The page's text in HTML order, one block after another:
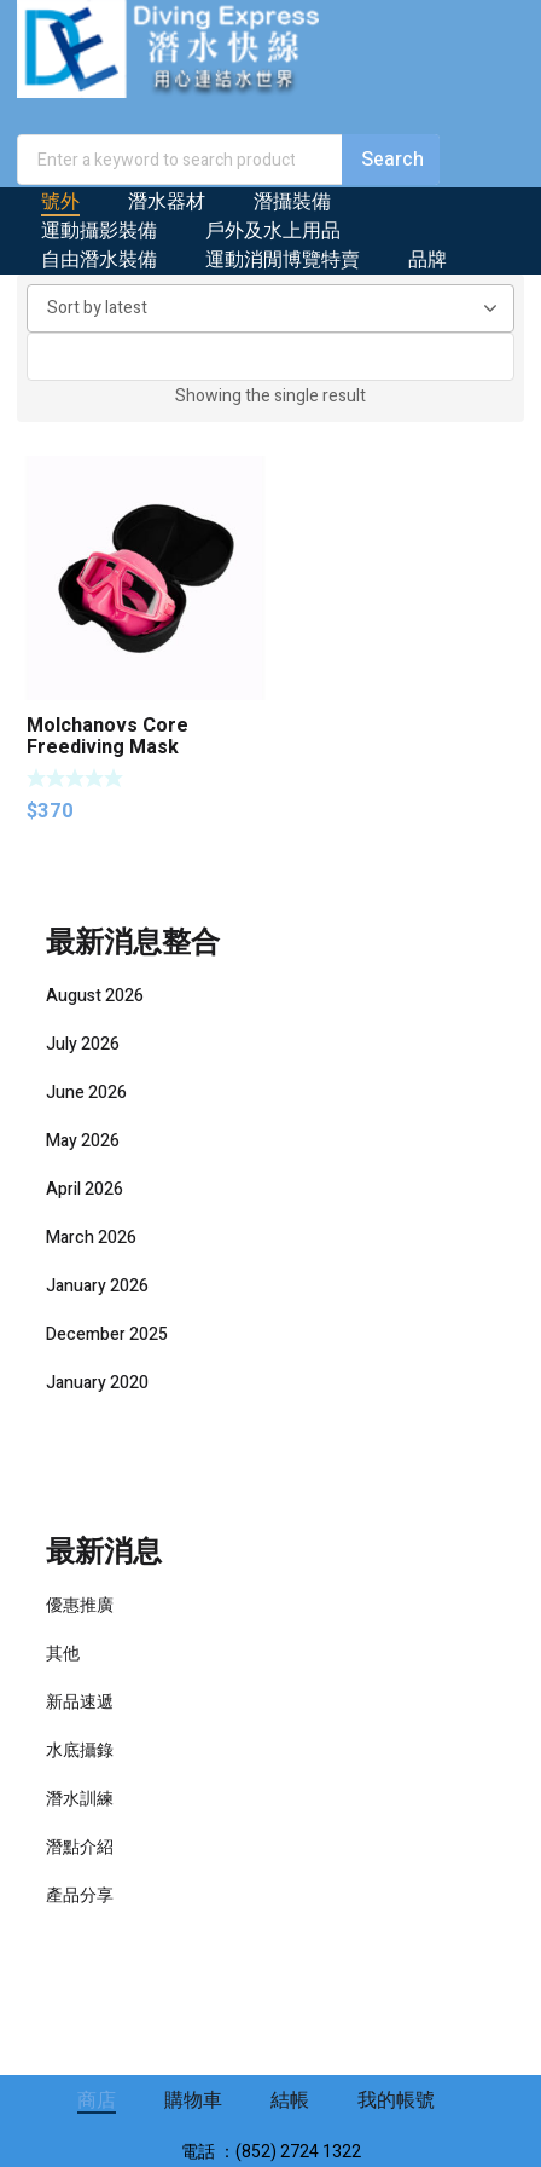
號外 潛水器材
潛攝裝備
運動攝影裝備
戶外及水上用品
自由潛水裝備
運動消閒博覽特賣 品牌
Showing the single result
Molchanovs Core
Freediving Mask
$370
最新消息整合
August 2026
July 2026
June 2026
May 2026
April 2026
March 2026
January 2026
December 2025
January 2020
最新消息
優惠推廣
其他
新品速遞
水底攝錄
潛水訓練
潛點介紹
產品分享
商店 購物車 結帳 我的帳號
電話 ：(852) 2724 1322